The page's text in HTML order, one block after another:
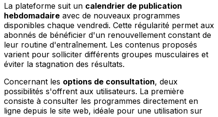
La plateforme suit un calendrier de publication
hebdomadaire avec de nouveaux programmes
disponibles chaque vendredi. Cette régularité permet aux
abonnés de bénéficier d'un renouvellement constant de
leur routine d'entraînement. Les contenus proposés
varient pour solliciter différents groupes musculaires et
éviter la stagnation des résultats.
Concernant les options de consultation, deux
possibilités s'offrent aux utilisateurs. La première
consiste à consulter les programmes directement en
ligne depuis le site web, idéale pour une utilisation sur